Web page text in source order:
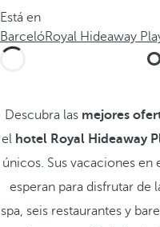
Está en
BarcelóRoyal Hideaway
Descubra las mejores
el hotel Royal Hideaway
únicos. Sus vacaciones en
esperan para disfrutar de
spa, seis restaurantes y